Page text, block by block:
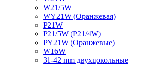
W21/5W
WY21W (Оранжевая)
P21W
P21/5W (P21/4W)
PY21W (Оранжевые)
W16W
31-42 mm двухцокольные